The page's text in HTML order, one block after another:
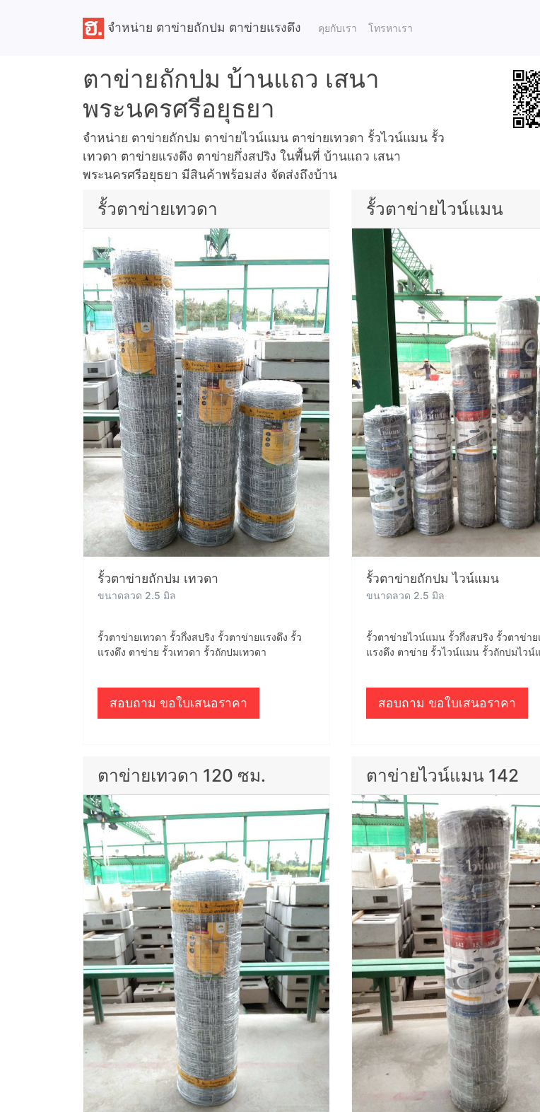
จำหน่าย ตาข่ายถักปม ตาข่ายแรงดึง คุยกับเรา โทรหาเรา
ตาข่ายถักปม บ้านแถว เสนา
พระนครศรีอยุธยา
จำหน่าย ตาข่ายถักปม ตาข่ายไวน์แมน ตาข่ายเทวดา รั้วไวน์แมน รั้ว
เทวดา ตาข่ายแรงดึง ตาข่ายกึ่งสปริง ในพื้นที่ บ้านแถว เสนา
พระนครศรีอยุธยา มีสินค้าพร้อมส่ง จัดส่งถึงบ้าน
รั้วตาข่ายเทวดา
รั้วตาข่ายถักปม เทวดา
ขนาดลวด 2.5 มิล
รั้วตาข่ายเทวดา รั้วกึ่งสปริง รั้วตาข่ายแรงดึง รั้ว
แรงดึง ตาข่าย รั้วเทวดา รั้วถักปมเทวดา
สอบถาม ขอใบเสนอราคา
รั้วตาข่ายไวน์แมน
รั้วตาข่ายถักปม ไวน์แมน
ขนาดลวด 2.5 มิล
รั้วตาข่ายไวน์แมน รั้วกึ่งสปริง รั้วตาข่าย
แรงดึง ตาข่าย รั้วไวน์แมน รั้วถักปมไวน์
สอบถาม ขอใบเสนอราคา
ตาข่ายเทวดา 120 ซม. ตาข่ายไวน์แมน 142